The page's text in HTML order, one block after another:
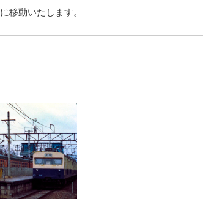
に移動いたします。